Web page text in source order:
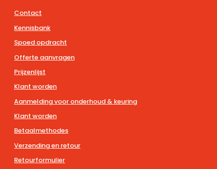
Contact
Kennisbank
Spoed opdracht
Offerte aanvragen
Prijzenlijst
Klant worden
Aanmelding voor onderhoud & keuring
Klant worden
Betaalmethodes
Verzending en retour
Retourformulier